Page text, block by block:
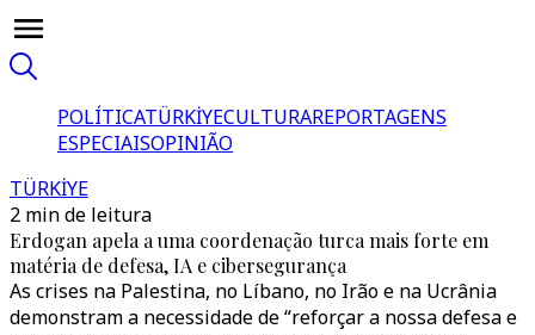
POLÍTICATÜRKİYECULTURAREPORTAGENS
ESPECIAISOPINIÃO
TÜRKİYE
2 min de leitura
Erdogan apela a uma coordenação turca mais forte em
matéria de defesa, IA e cibersegurança
As crises na Palestina, no Líbano, no Irão e na Ucrânia
demonstram a necessidade de “reforçar a nossa defesa e